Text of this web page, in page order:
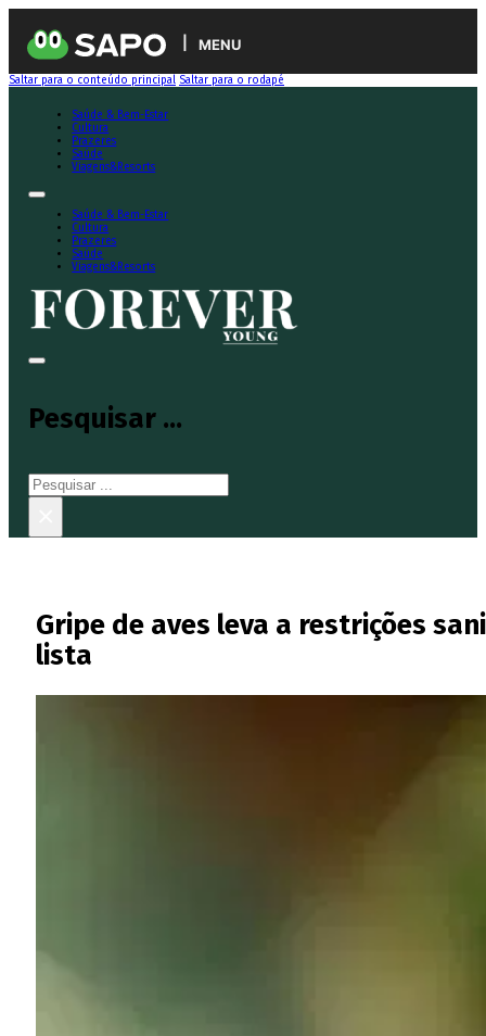
MENU
Saltar para o conteúdo principal Saltar para o rodapé
Saúde & Bem-Estar
Cultura
Prazeres
Saúde
Viagens&Resorts
Saúde & Bem-Estar
Cultura
Prazeres
Saúde
Viagens&Resorts
Pesquisar ...
Pesquisar
Gripe de aves leva a restrições
lista